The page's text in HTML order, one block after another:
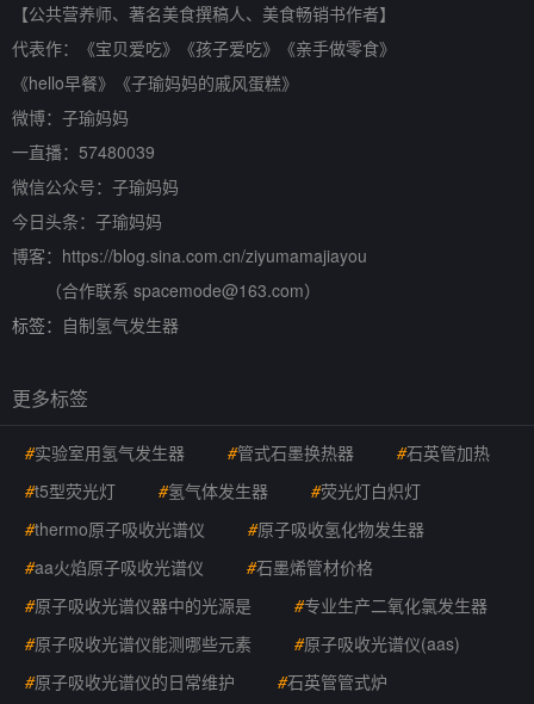
【公共营养师、著名美食撰稿人、美食畅销书作者】
代表作：《宝贝爱吃》《孩子爱吃》《亲手做零食》
《hello早餐》《子瑜妈妈的戚风蛋糕》
微博：子瑜妈妈
一直播：57480039
微信公众号：子瑜妈妈
今日头条：子瑜妈妈
博客：https://blog.sina.com.cn/ziyumamajiayou
（合作联系 spacemode@163.com）
标签： 自制氢气发生器
更多标签
#实验室用氢气发生器 #管式石墨换热器 #石英管加热
#t5型荧光灯 #氢气体发生器 #荧光灯白炽灯
#thermo原子吸收光谱仪 #原子吸收氢化物发生器
#aa火焰原子吸收光谱仪 #石墨烯管材价格
#原子吸收光谱仪器中的光源是 #专业生产二氧化氯发生器
#原子吸收光谱仪能测哪些元素 #原子吸收光谱仪(aas)
#原子吸收光谱仪的日常维护 #石英管管式炉